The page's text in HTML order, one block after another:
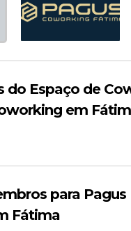
do Espaço de
em
para Pagus
Fátima